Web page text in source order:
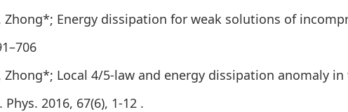
Zhong*; Energy dissipation for weak solutions of
Zhong*; Local 4/5-law and energy dissipation anomaly
2016, 67(6), 1-12 .